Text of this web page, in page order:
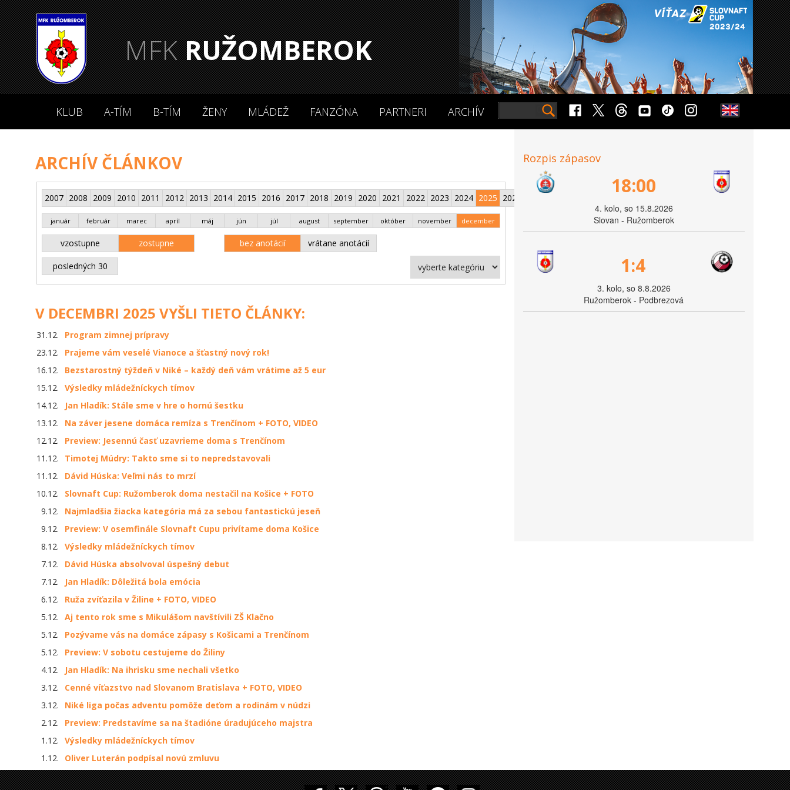
MFKRUŽOMBEROK
KLUB A-TÍM B-TÍM ŽENY MLÁDEŽ FANZÓNA PARTNERI ARCHÍV
ARCHÍV ČLÁNKOV
2007 2008 2009 2010 2011 2012 2013 2014 2015 2016 2017 2018 2019 2020 2021 2022 2023 2024 2025 2026
január február marec apríl máj jún júl august september október november december
vzostupne zostupne bez anotácií vrátane anotácií
posledných 30
V DECEMBRI 2025 VYŠLI TIETO ČLÁNKY:
31.12.
Program zimnej prípravy
23.12.
Prajeme vám veselé Vianoce a šťastný nový rok!
16.12.
Bezstarostný týždeň v Niké – každý deň vám vrátime až 5 eur
15.12. Výsledky mládežníckych tímov
14.12.
Jan Hladík: Stále sme v hre o hornú šestku
13.12.
Na záver jesene domáca remíza s Trenčínom + FOTO, VIDEO
12.12.
Preview: Jesennú časť uzavrieme doma s Trenčínom
11.12.
Timotej Múdry: Takto sme si to nepredstavovali
11.12.
Dávid Húska: Veľmi nás to mrzí
10.12.
Slovnaft Cup: Ružomberok doma nestačil na Košice + FOTO
9.12.
Najmladšia žiacka kategória má za sebou fantastickú jeseň
9.12.
Preview: V osemfinále Slovnaft Cupu privítame doma Košice
8.12. Výsledky mládežníckych tímov
7.12.
Dávid Húska absolvoval úspešný debut
7.12.
Jan Hladík: Dôležitá bola emócia
6.12.
Ruža zvíťazila v Žiline + FOTO, VIDEO
5.12. Aj tento rok sme s Mikulášom navštívili ZŠ Klačno
5.12.
Pozývame vás na domáce zápasy s Košicami a Trenčínom
5.12.
Preview: V sobotu cestujeme do Žiliny
4.12.
Jan Hladík: Na ihrisku sme nechali všetko
3.12.
Cenné víťazstvo nad Slovanom Bratislava + FOTO, VIDEO
3.12.
Niké liga počas adventu pomôže deťom a rodinám v núdzi
2.12.
Preview: Predstavíme sa na štadióne úradujúceho majstra
1.12. Výsledky mládežníckych tímov
1.12.
Oliver Luterán podpísal novú zmluvu
Rozpis zápasov
18:00
4. kolo, so 15.8.2026
Slovan - Ružomberok
1:4
3. kolo, so 8.8.2026
Ružomberok - Podbrezová